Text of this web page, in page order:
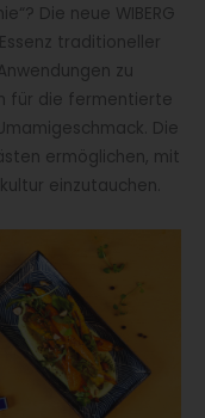
Die neue WIBERG
traditioneller
zu
für die fermentierte
Die
ermöglichen, mit
einzutauchen.